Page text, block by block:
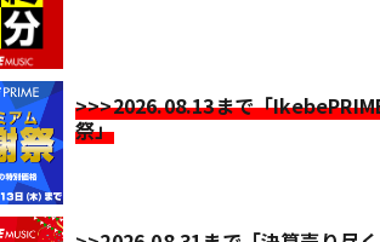
>>>2026.08.13まで「
祭」